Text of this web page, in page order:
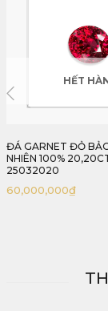
HẾT
ĐÁ GARNET ĐỎ
NHIÊN 100%
25032020
60,000,000₫